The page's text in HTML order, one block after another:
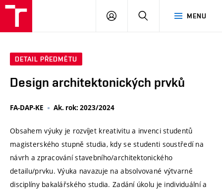
MENU
PŘIHLÁSIT
DETAIL PŘEDMĚTU
Design architektonických prvků
FA-DAP-KE Ak. rok: 2023/2024
Obsahem výuky je rozvíjet kreativitu a invenci studentů
magisterského stupně studia, kdy se studenti soustředí na
návrh a zpracování stavebního/architektonického
detailu/prvku. Výuka navazuje na absolvované výtvarné
disciplíny bakalářského studia. Zadání úkolu je individuální a